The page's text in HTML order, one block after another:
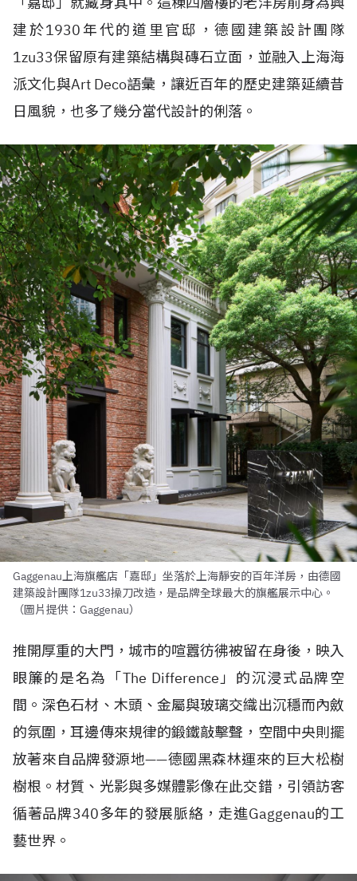
建於1930年代的道里官邸，德國建築設計團隊
1zu33保留原有建築結構與磚石立面，並融入上海海
派文化與Art Deco語彙，讓近百年的歷史建築延續昔
日風貌，也多了幾分當代設計的俐落。
Gaggenau上海旗艦店「嘉邸」坐落於上海靜安的百年洋房，由德國
建築設計團隊1zu33操刀改造，是品牌全球最大的旗艦展示中心。
（圖片提供：Gaggenau）
推開厚重的大門，城市的喧囂彷彿被留在身後，映入
眼簾的是名為「The Difference」的沉浸式品牌空
間。深色石材、木頭、金屬與玻璃交織出沉穩而內斂
的氛圍，耳邊傳來規律的鍛鐵敲擊聲，空間中央則擺
放著來自品牌發源地——德國黑森林運來的巨大松樹
樹根。材質、光影與多媒體影像在此交錯，引領訪客
循著品牌340多年的發展脈絡，走進Gaggenau的工
藝世界。